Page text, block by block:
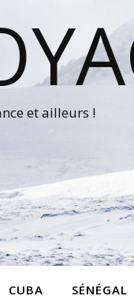
et ailleurs !
CUBA SÉNÉGAL